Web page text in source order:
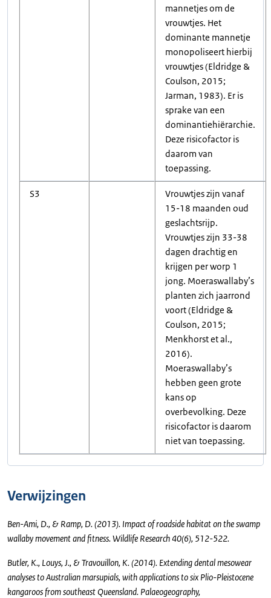
mannetjes om de
vrouwtjes. Het
dominante mannetje
monopoliseert hierbij
vrouwtjes (Eldridge &
Coulson, 2015;
Jarman, 1983). Er is
sprake van een
dominantiehiërarchie.
Deze risicofactor is
daarom van
toepassing.
S3
Vrouwtjes zijn vanaf
15-18 maanden oud
geslachtsrijp.
Vrouwtjes zijn 33-38
dagen drachtig en
krijgen per worp 1
jong. Moeraswallaby’s
planten zich jaarrond
voort (Eldridge &
Coulson, 2015;
Menkhorst et al.,
2016).
Moeraswallaby’s
hebben geen grote
kans op
overbevolking. Deze
risicofactor is daarom
niet van toepassing.
Verwijzingen
Ben-Ami, D., & Ramp, D. (2013). Impact of roadside habitat on the swamp
wallaby movement and fitness. Wildlife Research 40(6), 512-522.
Butler, K., Louys, J., & Travouillon, K. (2014). Extending dental mesowear
analyses to Australian marsupials, with applications to six Plio-Pleistocene
kangaroos from southeast Queensland. Palaeogeography,